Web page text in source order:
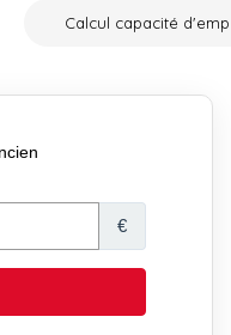
Calcul capacité